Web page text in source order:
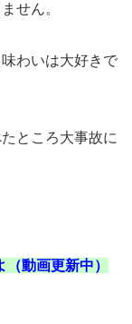
せん。
わいは大好きで
ところ大事故に
動画更新中）